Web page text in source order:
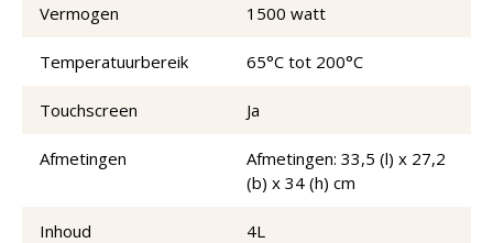
Vermogen 1500 watt
Temperatuurbereik 65°C tot 200°C
Touchscreen Ja
Afmetingen
Afmetingen: 33,5 (l) x 27,2
(b) x 34 (h) cm
Inhoud 4L